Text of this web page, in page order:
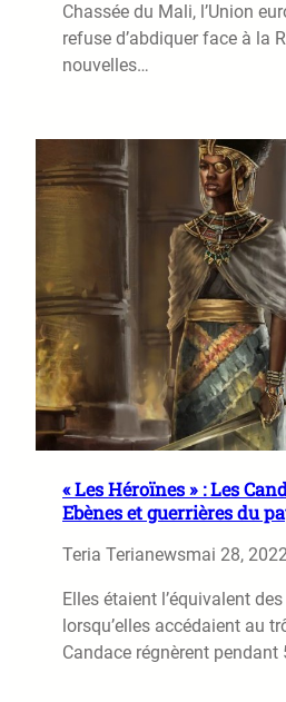
Chassée du Mali, l’Union
refuse d’abdiquer face à la
nouvelles…
« Les Héroïnes » : Les
Ebènes et guerrières du
Teria Terianewsmai 28,
Elles étaient l’équivalent
lorsqu’elles accédaient au
Candace régnèrent pendant